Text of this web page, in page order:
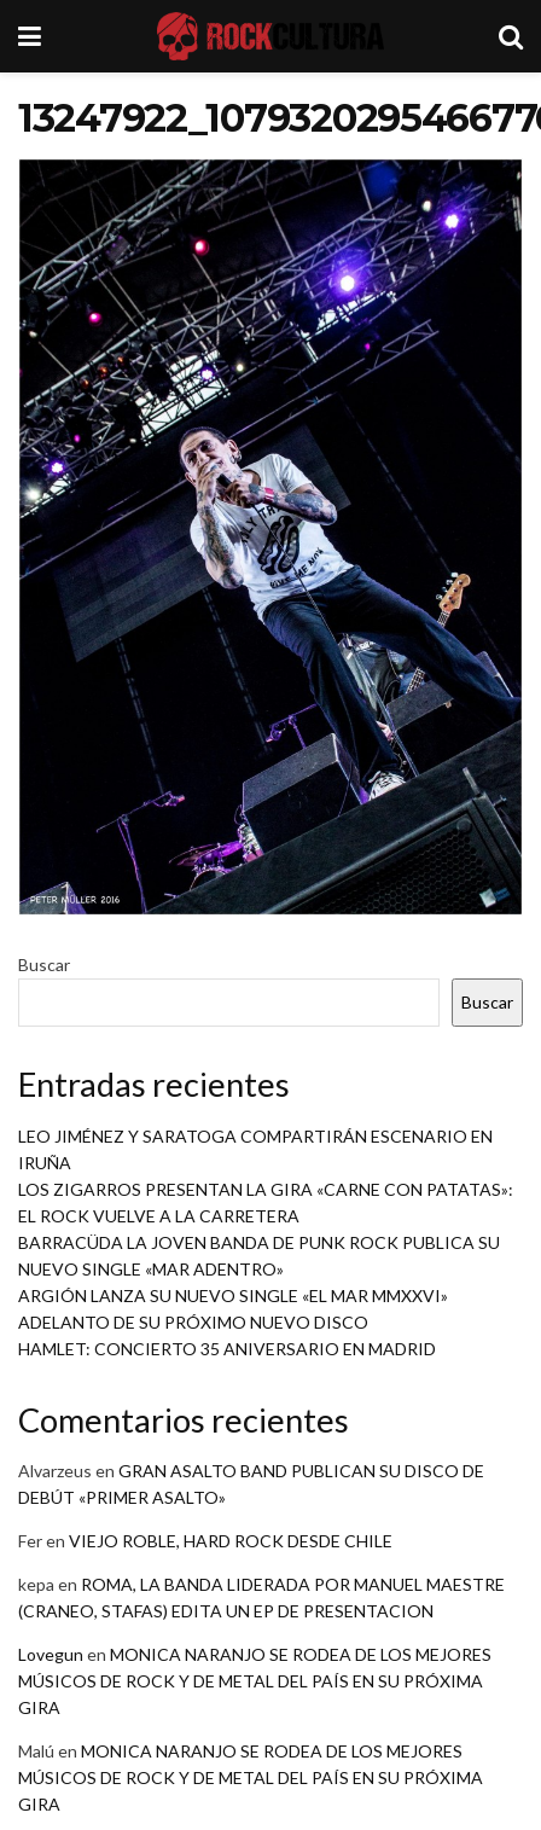
Buscar
Buscar
Entradas recientes
LEO JIMÉNEZ Y SARATOGA COMPARTIRÁN ESCENARIO EN
IRUÑA
LOS ZIGARROS PRESENTAN LA GIRA «CARNE CON PATATAS»:
EL ROCK VUELVE A LA CARRETERA
BARRACÜDA LA JOVEN BANDA DE PUNK ROCK PUBLICA SU
NUEVO SINGLE «MAR ADENTRO»
ARGIÓN LANZA SU NUEVO SINGLE «EL MAR MMXXVI»
ADELANTO DE SU PRÓXIMO NUEVO DISCO
HAMLET: CONCIERTO 35 ANIVERSARIO EN MADRID
Comentarios recientes
Alvarzeus en GRAN ASALTO BAND PUBLICAN SU DISCO DE
DEBÚT «PRIMER ASALTO»
Feren VIEJO ROBLE, HARD ROCK DESDE CHILE
kepa en ROMA, LA BANDA LIDERADA POR MANUEL MAESTRE
(CRANEO, STAFAS) EDITA UN EP DE PRESENTACION
Lovegun en MONICA NARANJO SE RODEA DE LOS MEJORES
MÚSICOS DE ROCK Y DE METAL DEL PAÍS EN SU PRÓXIMA
GIRA
Malú en MONICA NARANJO SE RODEA DE LOS MEJORES
MÚSICOS DE ROCK Y DE METAL DEL PAÍS EN SU PRÓXIMA
GIRA